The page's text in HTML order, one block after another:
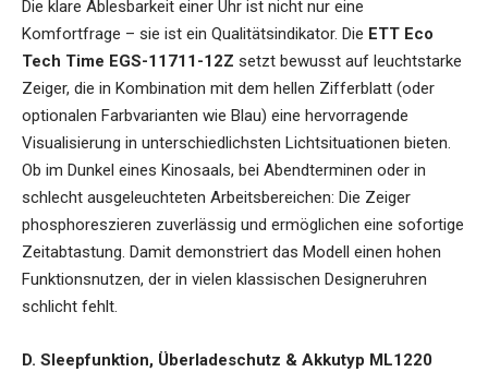
Die klare Ablesbarkeit einer Uhr ist nicht nur eine
Komfortfrage – sie ist ein Qualitätsindikator. Die ETT Eco
Tech Time EGS-11711-12Z setzt bewusst auf leuchtstarke
Zeiger, die in Kombination mit dem hellen Zifferblatt (oder
optionalen Farbvarianten wie Blau) eine hervorragende
Visualisierung in unterschiedlichsten Lichtsituationen bieten.
Ob im Dunkel eines Kinosaals, bei Abendterminen oder in
schlecht ausgeleuchteten Arbeitsbereichen: Die Zeiger
phosphoreszieren zuverlässig und ermöglichen eine sofortige
Zeitabtastung. Damit demonstriert das Modell einen hohen
Funktionsnutzen, der in vielen klassischen Designeruhren
schlicht fehlt.
D. Sleepfunktion, Überladeschutz & Akkutyp ML1220